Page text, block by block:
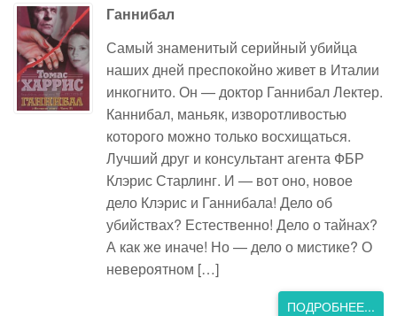
Ганнибал
Самый знаменитый серийный убийца
наших дней преспокойно живет в Италии
инкогнито. Он — доктор Ганнибал Лектер.
Каннибал, маньяк, изворотливостью
которого можно только восхищаться.
Лучший друг и консультант агента ФБР
Клэрис Старлинг. И — вот оно, новое
дело Клэрис и Ганнибала! Дело об
убийствах? Естественно! Дело о тайнах?
А как же иначе! Но — дело о мистике? О
невероятном […]
ПОДРОБНЕЕ...